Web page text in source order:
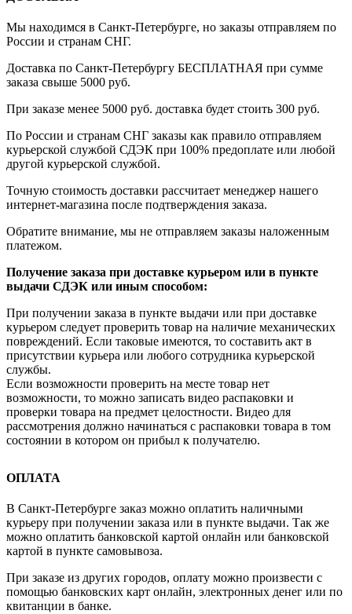
Мы находимся в Санкт-Петербурге, но заказы отправляем по
России и странам СНГ.
Доставка по Санкт-Петербургу БЕСПЛАТНАЯ при сумме
заказа свыше 5000 руб.
При заказе менее 5000 руб. доставка будет стоить 300 руб.
По России и странам СНГ заказы как правило отправляем
курьерской службой СДЭК при 100% предоплате или любой
другой курьерской службой.
Точную стоимость доставки рассчитает менеджер нашего
интернет-магазина после подтверждения заказа.
Обратите внимание, мы не отправляем заказы наложенным
платежом.
Получение заказа при доставке курьером или в пункте
выдачи СДЭК или иным способом:
При получении заказа в пункте выдачи или при доставке
курьером следует проверить товар на наличие механических
повреждений. Если таковые имеются, то составить акт в
присутствии курьера или любого сотрудника курьерской
службы.
Если возможности проверить на месте товар нет
возможности, то можно записать видео распаковки и
проверки товара на предмет целостности. Видео для
рассмотрения должно начинаться с распаковки товара в том
состоянии в котором он прибыл к получателю.
ОПЛАТА
В Санкт-Петербурге заказ можно оплатить наличными
курьеру при получении заказа или в пункте выдачи. Так же
можно оплатить банковской картой онлайн или банковской
картой в пункте самовывоза.
При заказе из других городов, оплату можно произвести с
помощью банковских карт онлайн, электронных денег или по
квитанции в банке.